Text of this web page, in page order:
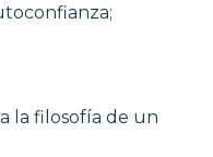
la filosofía de un